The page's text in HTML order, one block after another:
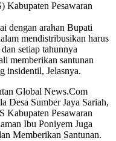
Pesawaran
dengan arahan Bupati
mendistribusikan harus
setiap tahunnya
memberikan santunan
insidentil, Jelasnya.
Global News.Com
Desa Sumber Jaya Sariah,
Pesawaran
Ibu Poniyem Juga
Memberikan Santunan.